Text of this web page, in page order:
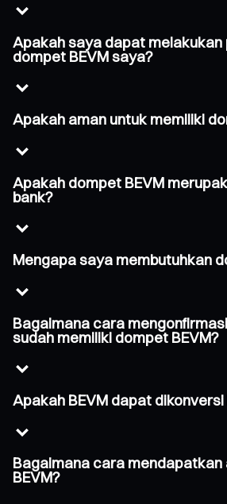
Apakah saya dapat melakukan
dompet BEVM saya?
Apakah aman untuk memiliki
Apakah dompet BEVM
bank?
Mengapa saya membutuhkan
Bagaimana cara
sudah memiliki dompet BEVM?
Apakah BEVM dapat
Bagaimana cara
BEVM?